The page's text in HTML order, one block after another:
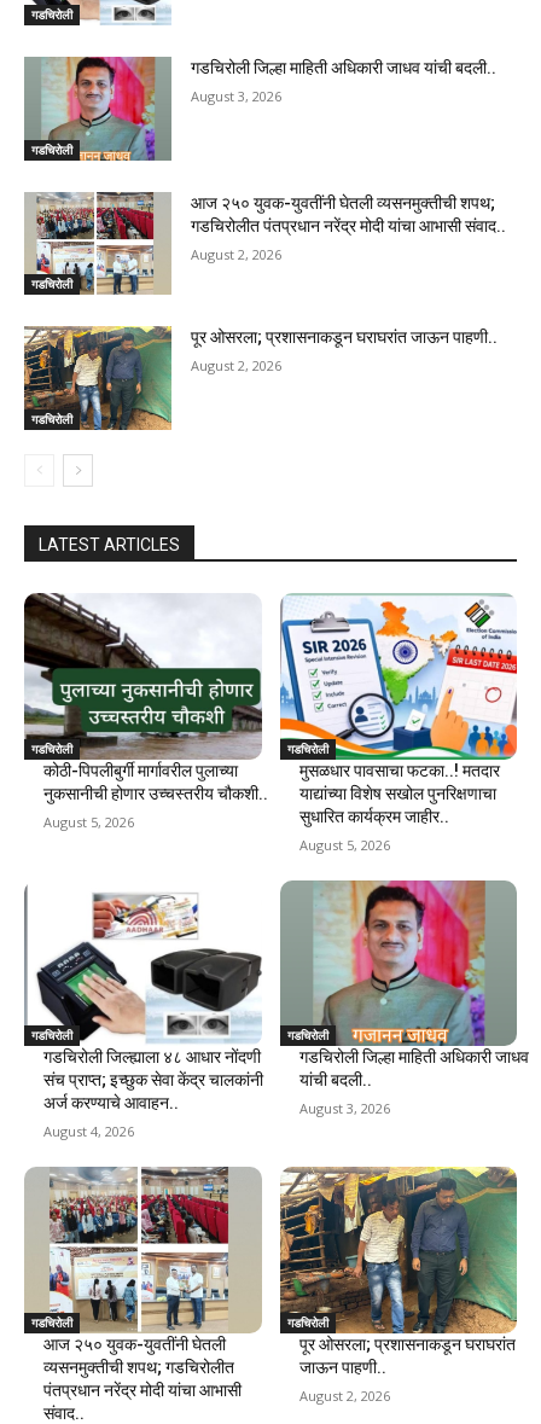
गडचिरोली
गडचिरोली
गडचिरोली जिल्हा माहिती अधिकारी जाधव यांची बदली..
August 3, 2026
गडचिरोली
आज २५० युवक-युवतींनी घेतली व्यसनमुक्तीची शपथ;
गडचिरोलीत पंतप्रधान नरेंद्र मोदी यांचा आभासी संवाद..
August 2, 2026
गडचिरोली
पूर ओसरला; प्रशासनाकडून घराघरांत जाऊन पाहणी..
August 2, 2026
LATEST ARTICLES
गडचिरोली
कोठी-पिपलीबुर्गी मार्गावरील पुलाच्या
नुकसानीची होणार उच्चस्तरीय चौकशी..
August 5, 2026
गडचिरोली
मुसळधार पावसाचा फटका..! मतदार
याद्यांच्या विशेष सखोल पुनरिक्षणाचा
सुधारित कार्यक्रम जाहीर..
August 5, 2026
गडचिरोली
गडचिरोली जिल्ह्याला ४८ आधार नोंदणी
संच प्राप्त; इच्छुक सेवा केंद्र चालकांनी
अर्ज करण्याचे आवाहन..
August 4, 2026
गडचिरोली
गडचिरोली जिल्हा माहिती अधिकारी जाधव
यांची बदली..
August 3, 2026
गडचिरोली
आज २५० युवक-युवतींनी घेतली
व्यसनमुक्तीची शपथ; गडचिरोलीत
पंतप्रधान नरेंद्र मोदी यांचा आभासी
संवाद..
गडचिरोली
पूर ओसरला; प्रशासनाकडून घराघरांत
जाऊन पाहणी..
August 2, 2026